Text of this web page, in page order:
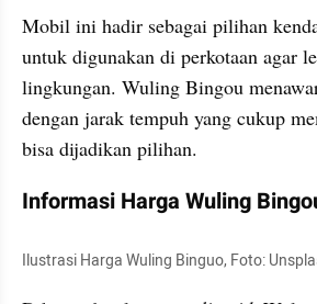
Mobil ini hadir sebagai pilihan
untuk digunakan di perkotaan agar
lingkungan. Wuling Bingou
dengan jarak tempuh yang cukup
bisa dijadikan pilihan.
Informasi Harga Wuling
Ilustrasi Harga Wuling Binguo, Foto: